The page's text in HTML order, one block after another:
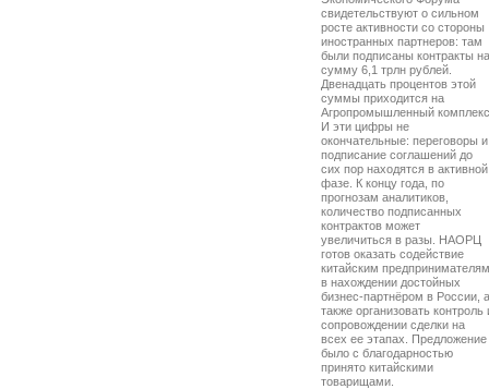
свидетельствуют о сильном
росте активности со стороны
иностранных партнеров: там
были подписаны контракты на
сумму 6,1 трлн рублей.
Двенадцать процентов этой
суммы приходится на
Агропромышленный
И эти цифры не
окончательные: переговоры и
подписание соглашений до
сих пор находятся в активной
фазе. К концу года, по
прогнозам аналитиков,
количество подписанных
контрактов может
увеличиться в разы. НАОРЦ
готов оказать содействие
китайским предпринимателям
в нахождении достойных
бизнес-партнёром в России, а
также организовать контроль
сопровождении сделки на
всех ее этапах. Предложение
было с благодарностью
принято китайскими
товарищами.